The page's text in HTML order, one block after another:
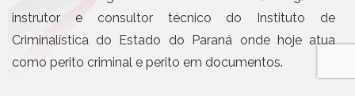
instrutor e consultor técnico do Instituto de
Criminalística do Estado do Paraná onde hoje atua
como perito criminal e perito em documentos.